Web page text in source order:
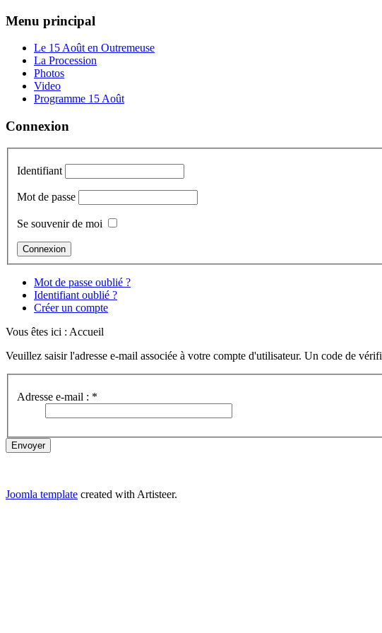
Menu principal
Le 15 Août en Outremeuse
La Procession
Photos
Video
Programme 15 Août
Connexion
Identifiant
Mot de passe
Se souvenir de moi
Mot de passe oublié ?
Identifiant oublié ?
Créer un compte
Vous êtes ici : Accueil
Veuillez saisir l'adresse e-mail associée à votre compte d'utilisateur. Un code de
Adresse e-mail : *
Envoyer
Joomla template created with Artisteer.